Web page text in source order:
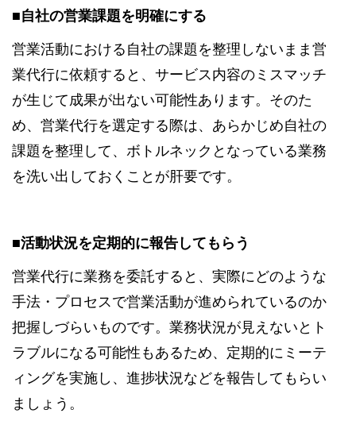
■自社の営業課題を明確にする
営業活動における自社の課題を整理しないまま営
業代行に依頼すると、サービス内容のミスマッチ
が生じて成果が出ない可能性あります。そのた
め、営業代行を選定する際は、あらかじめ自社の
課題を整理して、ボトルネックとなっている業務
を洗い出しておくことが肝要です。
■活動状況を定期的に報告してもらう
営業代行に業務を委託すると、実際にどのような
手法・プロセスで営業活動が進められているのか
把握しづらいものです。業務状況が見えないとト
ラブルになる可能性もあるため、定期的にミーテ
ィングを実施し、進捗状況などを報告してもらい
ましょう。